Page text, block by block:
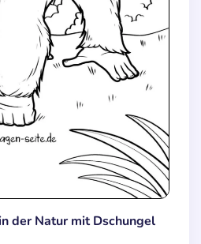
der Natur mit Dschungel